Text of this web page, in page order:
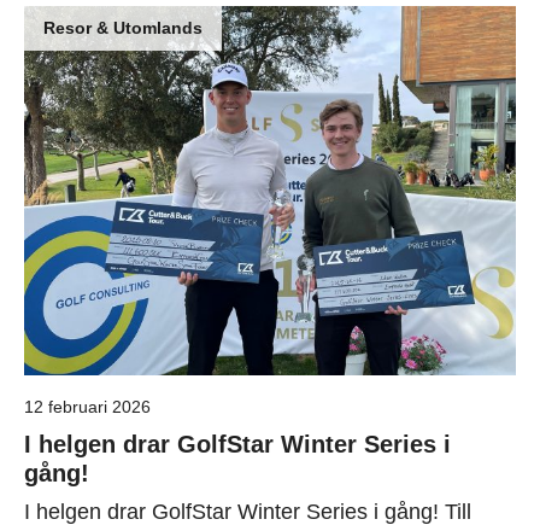
Resor & Utomlands
12 februari 2026
I helgen drar GolfStar Winter Series i
gång!
I helgen drar GolfStar Winter Series i gång! Till